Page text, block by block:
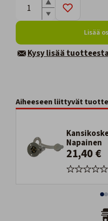
Lisää
Kysy lisää
Aiheeseen liittyvät
Napainen
21,40 €